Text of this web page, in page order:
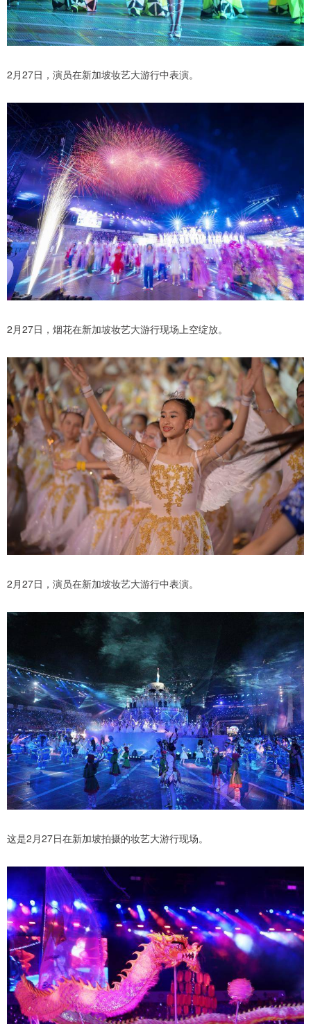
2月27日，演员在新加坡妆艺大游行中表演。
2月27日，烟花在新加坡妆艺大游行现场上空绽放。
2月27日，演员在新加坡妆艺大游行中表演。
这是2月27日在新加坡拍摄的妆艺大游行现场。